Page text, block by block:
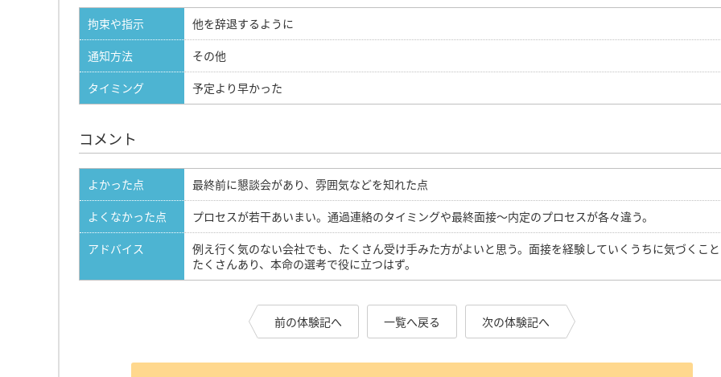
拘束や指示
他を辞退するように
通知方法
その他
タイミング
予定より早かった
コメント
よかった点
最終前に懇談会があり、雰囲気などを知れた点
よくなかった点
プロセスが若干あいまい。通過連絡のタイミングや最終面接～内定のプロセスが各々違う。
アドバイス
例え行く気のない会社でも、たくさん受け手みた方がよいと思う。面接を経験していくうちに気づくこ
たくさんあり、本命の選考で役に立つはず。
前の体験記へ 一覧へ戻る 次の体験記へ